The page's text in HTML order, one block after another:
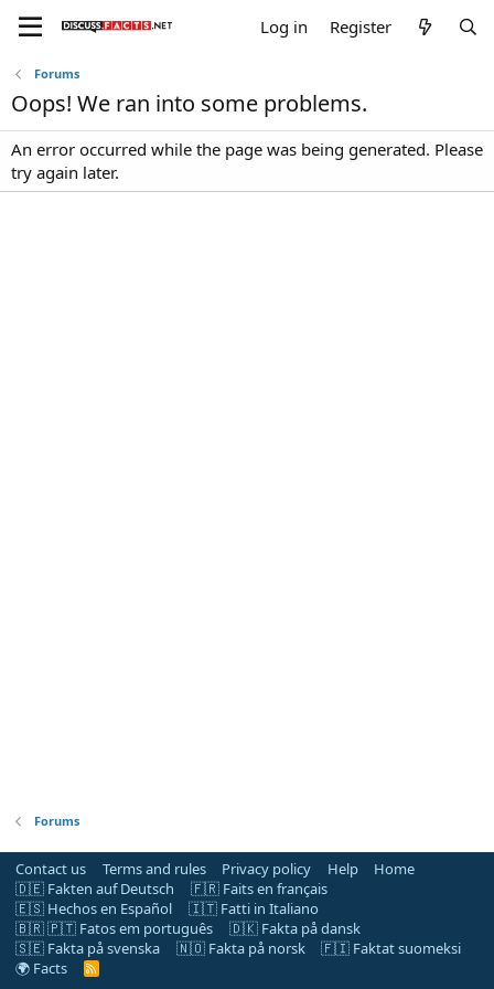
Log in Register
Forums
Oops! We ran into some problems.
An error occurred while the page was being generated. Please
try again later.
Forums
Contact us Terms and rules Privacy policy Help
Home
🇩🇪 Fakten auf Deutsch
🇫🇷 Faits en français
🇪🇸 Hechos en Español
🇮🇹 Fatti in Italiano
🇧🇷 🇵🇹 Fatos em português
🇩🇰 Fakta på dansk
🇸🇪 Fakta på svenska
🇳🇴 Fakta på norsk
🇫🇮 Faktat suomeksi
🌍 Facts
R